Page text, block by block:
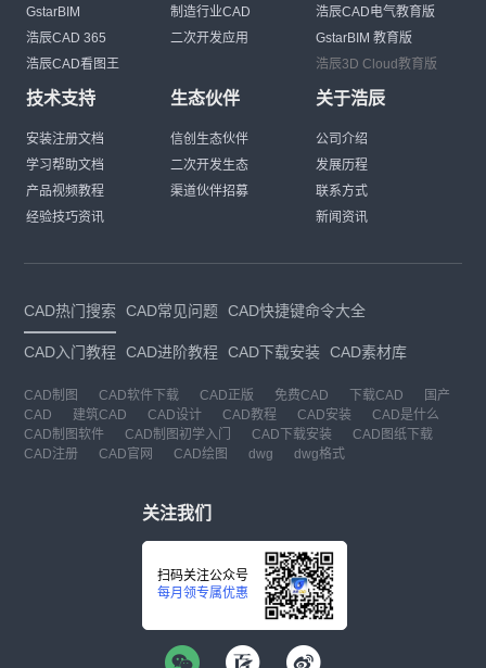
GstarBIM
浩辰CAD 365
浩辰CAD看图王
制造行业CAD
二次开发应用
浩辰CAD电气教育版
GstarBIM 教育版
浩辰3D Cloud教育版
技术支持
安装注册文档
学习帮助文档
产品视频教程
经验技巧资讯
生态伙伴
信创生态伙伴
二次开发生态
渠道伙伴招募
关于浩辰
公司介绍
发展历程
联系方式
新闻资讯
CAD热门搜索 CAD常见问题 CAD快捷键命令大全
CAD入门教程 CAD进阶教程 CAD下载安装 CAD素材库
CAD制图 CAD软件下载 CAD正版 免费CAD 下载CAD
国产
CAD
建筑CAD CAD设计 CAD教程 CAD安装
CAD是什么
CAD制图软件
CAD制图初学入门 CAD下载安装
CAD图纸下载
CAD注册
CAD官网 CAD绘图 dwg dwg格式
关注我们
扫码关注公众号
每月领专属优惠